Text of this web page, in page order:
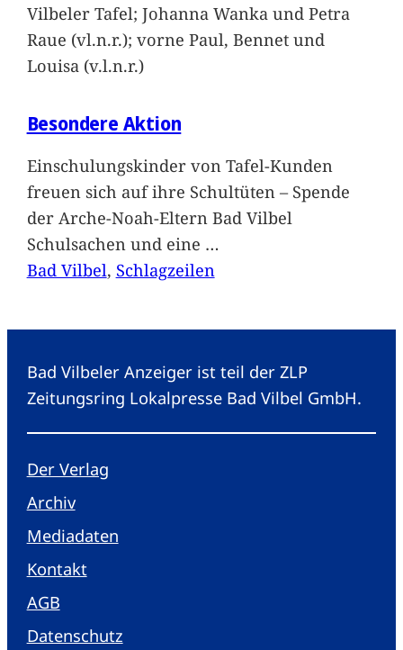
Vilbeler Tafel; Johanna Wanka und Petra
Raue (vl.n.r.); vorne Paul, Bennet und
Louisa (v.l.n.r.)
Besondere Aktion
Einschulungskinder von Tafel-Kunden
freuen sich auf ihre Schultüten – Spende
der Arche-Noah-Eltern Bad Vilbel
Schulsachen und eine …
Bad Vilbel, Schlagzeilen
Bad Vilbeler Anzeiger ist teil der ZLP
Zeitungsring Lokalpresse Bad Vilbel GmbH.
Der Verlag
Archiv
Mediadaten
Kontakt
AGB
Datenschutz